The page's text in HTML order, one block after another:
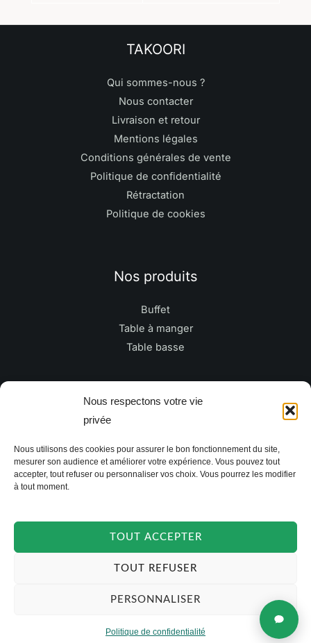
Nous respectons votre vie
privée
Nous utilisons des cookies pour assurer le bon fonctionnement du site,
mesurer son audience et améliorer votre expérience. Vous pouvez tout
accepter, tout refuser ou personnaliser vos choix. Vous pourrez les modifier
à tout moment.
TOUT ACCEPTER
TOUT REFUSER
PERSONNALISER
Politique de confidentialité
TAKOORI
Qui sommes-nous ?
Nous contacter
Livraison et retour
Mentions légales
Conditions générales de vente
Politique de confidentialité
Rétractation
Politique de cookies
Nos produits
Buffet
Table à manger
Table basse
Newsletter
m
a
i
Copyright © 2026 TAKOORI.